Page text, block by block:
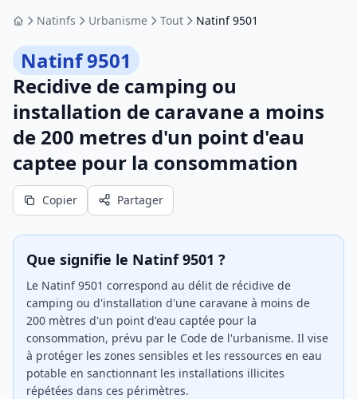
AccueilNatinfs Urbanisme Tout Natinf 9501
Natinf 9501
Recidive de camping ou
installation de caravane a moins
de 200 metres d'un point d'eau
captee pour la consommation
Copier Partager
Que signifie le Natinf 9501 ?
Le Natinf 9501 correspond au délit de récidive de
camping ou d'installation d'une caravane à moins de
200 mètres d'un point d'eau captée pour la
consommation, prévu par le Code de l'urbanisme. Il vise
à protéger les zones sensibles et les ressources en eau
potable en sanctionnant les installations illicites
répétées dans ces périmètres.